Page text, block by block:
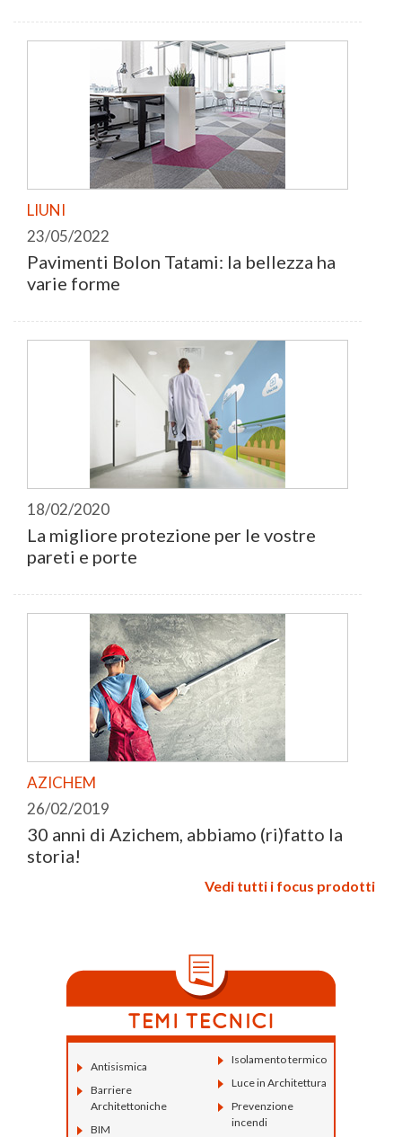
LIUNI
23/05/2022
Pavimenti Bolon Tatami: la bellezza ha
varie forme
18/02/2020
La migliore protezione per le vostre
pareti e porte
AZICHEM
26/02/2019
30 anni di Azichem, abbiamo (ri)fatto la
storia!
Vedi tutti i focus prodotti
Antisismica
Barriere
Architettoniche
BIM
Isolamento termico
Luce in Architettura
Prevenzione
incendi